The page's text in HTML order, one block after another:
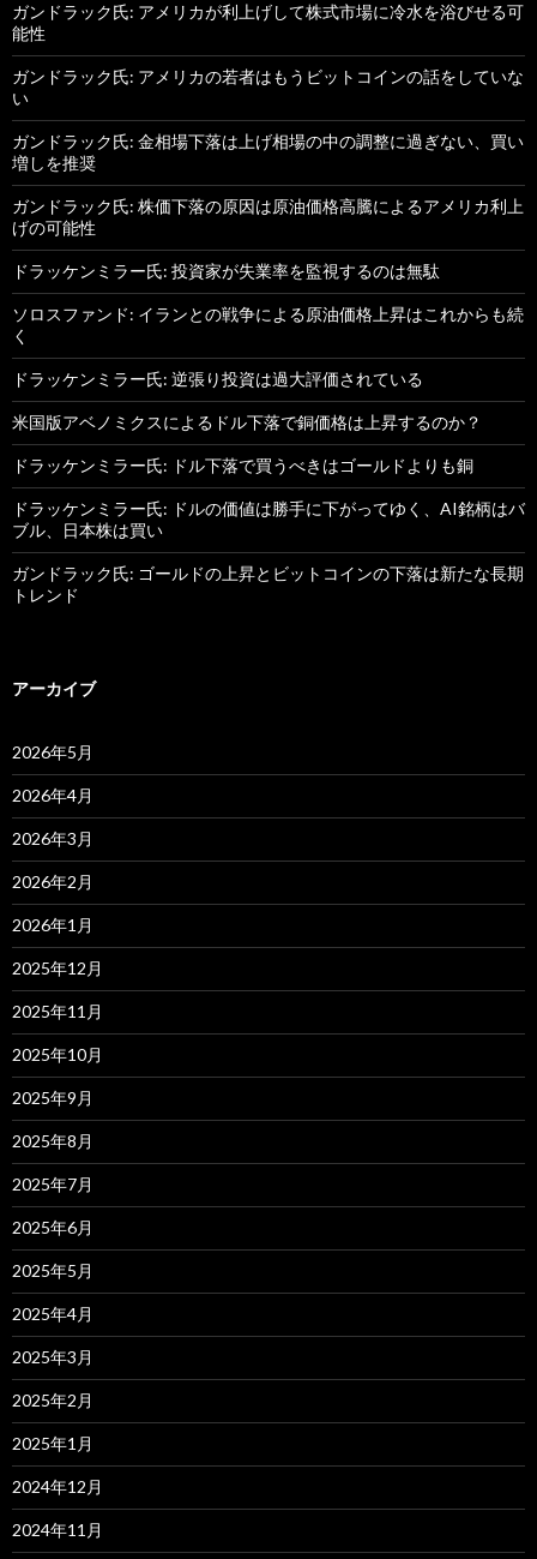
ガンドラック氏: アメリカが利上げして株式市場に冷水を浴びせる可
能性
ガンドラック氏: アメリカの若者はもうビットコインの話をしていな
い
ガンドラック氏: 金相場下落は上げ相場の中の調整に過ぎない、買い
増しを推奨
ガンドラック氏: 株価下落の原因は原油価格高騰によるアメリカ利上
げの可能性
ドラッケンミラー氏: 投資家が失業率を監視するのは無駄
ソロスファンド: イランとの戦争による原油価格上昇はこれからも続
く
ドラッケンミラー氏: 逆張り投資は過大評価されている
米国版アベノミクスによるドル下落で銅価格は上昇するのか？
ドラッケンミラー氏: ドル下落で買うべきはゴールドよりも銅
ドラッケンミラー氏: ドルの価値は勝手に下がってゆく、AI銘柄はバ
ブル、日本株は買い
ガンドラック氏: ゴールドの上昇とビットコインの下落は新たな長期
トレンド
アーカイブ
2026年5月
2026年4月
2026年3月
2026年2月
2026年1月
2025年12月
2025年11月
2025年10月
2025年9月
2025年8月
2025年7月
2025年6月
2025年5月
2025年4月
2025年3月
2025年2月
2025年1月
2024年12月
2024年11月